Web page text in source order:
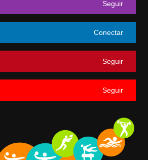
Seguir
Conectar
Seguir
Seguir